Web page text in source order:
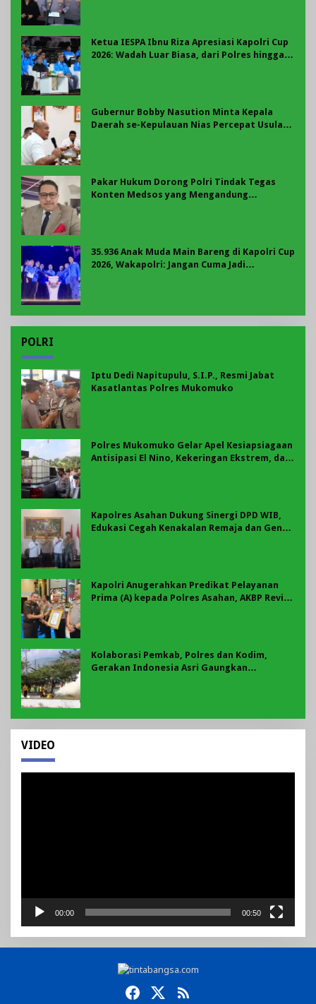
Ketua IESPA Ibnu Riza Apresiasi Kapolri Cup
2026: Wadah Luar Biasa, dari Polres hingga
Gubernur Bobby Nasution Minta Kepala
Daerah se-Kepulauan Nias Percepat Usulan
Pakar Hukum Dorong Polri Tindak Tegas
Konten Medsos yang Mengandung
35.936 Anak Muda Main Bareng di Kapolri Cup
2026, Wakapolri: Jangan Cuma Jadi
POLRI
Iptu Dedi Napitupulu, S.I.P., Resmi Jabat
Kasatlantas Polres Mukomuko
Polres Mukomuko Gelar Apel Kesiapsiagaan
Antisipasi El Nino, Kekeringan Ekstrem, dan
Kapolres Asahan Dukung Sinergi DPD WIB,
Edukasi Cegah Kenakalan Remaja dan Geng
Kapolri Anugerahkan Predikat Pelayanan
Prima (A) kepada Polres Asahan, AKBP Revi
Kolaborasi Pemkab, Polres dan Kodim,
Gerakan Indonesia Asri Gaungkan
VIDEO
00:00 00:50